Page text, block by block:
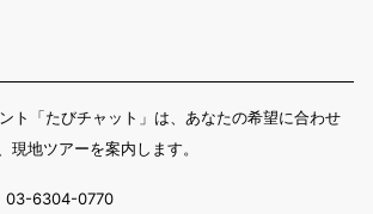
ト「たびチャット」は、あなたの希望に合わせ
現地ツアーを案内します。
03-6304-0770